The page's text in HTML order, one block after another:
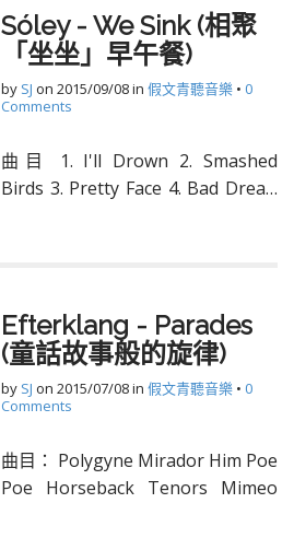
Sóley - We Sink (相聚
「坐坐」早午餐)
by SJ on 2015/09/08in 假文青聽音樂 • 0
Comments
曲目 1. I'll Drown 2. Smashed
Birds 3. Pretty Face 4. Bad Drea…
Efterklang - Parades
(童話故事般的旋律)
by SJ on 2015/07/08in 假文青聽音樂 • 0
Comments
曲目： Polygyne Mirador Him Poe
Poe Horseback Tenors Mimeo